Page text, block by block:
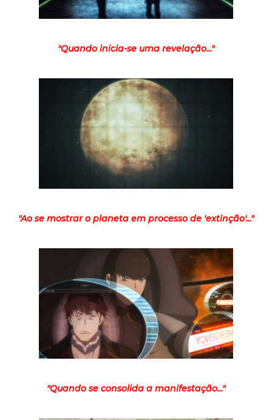
"Quando inicia-se uma revelação..."
"Ao se mostrar o planeta em processo de 'extinção'..."
"Quando se consolida a manifestação..."